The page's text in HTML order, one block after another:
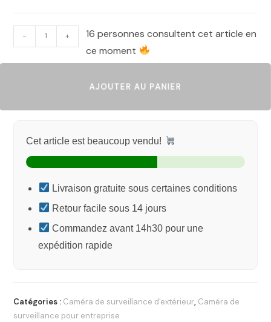
- +
16 personnes consultent cet article en
ce moment
AJOUTER AU PANIER
Cet article est beaucoup vendu!
Livraison gratuite sous certaines conditions
Retour facile sous 14 jours
Commandez avant 14h30 pour une
expédition rapide
Catégories : Caméra de surveillance d'extérieur, Caméra de
surveillance pour entreprise